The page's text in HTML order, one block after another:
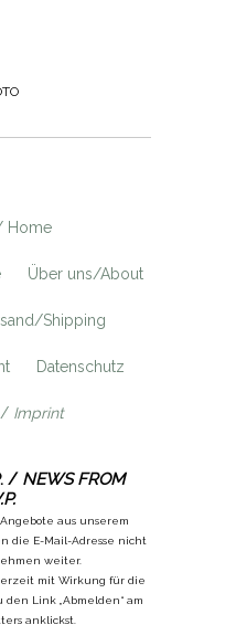
Home
Über uns/About
Shipping
Datenschutz
/ Imprint
/ NEWS FROM
aus unserem
die E-Mail-Adresse nicht
weiter.
mit Wirkung für die
Link „Abmelden“ am
anklickst.